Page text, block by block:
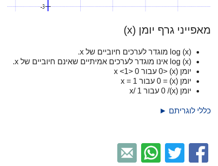
מאפייני גרף יומן (x)
log (x) מוגדר לערכים חיוביים של x.
log (x) אינו מוגדר לערכים אמיתיים שאינם חיוביים של x.
יומן (x) <0 עבור 0 <x <1
יומן (x) = 0 עבור x = 1
יומן (x)/ 0 עבור x/ 1
כללי לוגריתם ►